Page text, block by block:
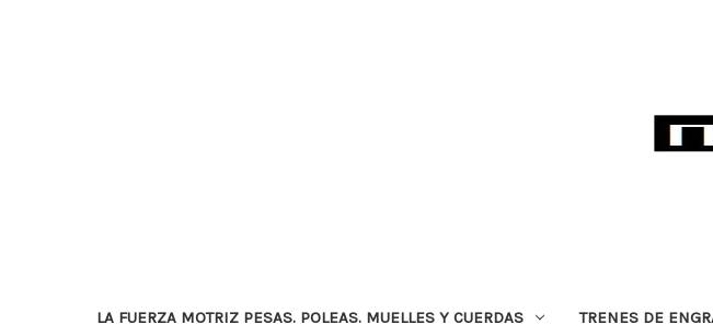
LA FUERZA MOTRIZ PESAS. POLEAS. MUELLES Y CUERDAS TRENES DE